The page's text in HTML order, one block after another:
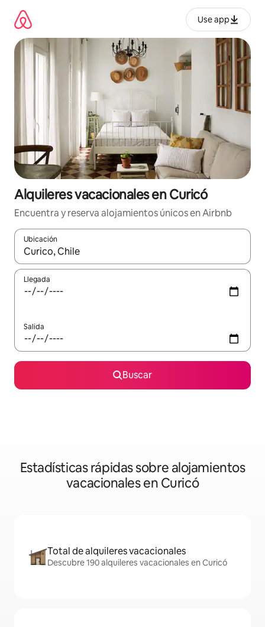
contenido
Use app
Alquileres vacacionales en Curicó
Encuentra y reserva alojamientos únicos en Airbnb
Ubicación
Cuando los resultados estén disponibles, navega con las
Llegada
Salida
Buscar
Estadísticas rápidas sobre alojamientos
vacacionales en Curicó
Total de alquileres vacacionales
Descubre 190 alquileres vacacionales en Curicó